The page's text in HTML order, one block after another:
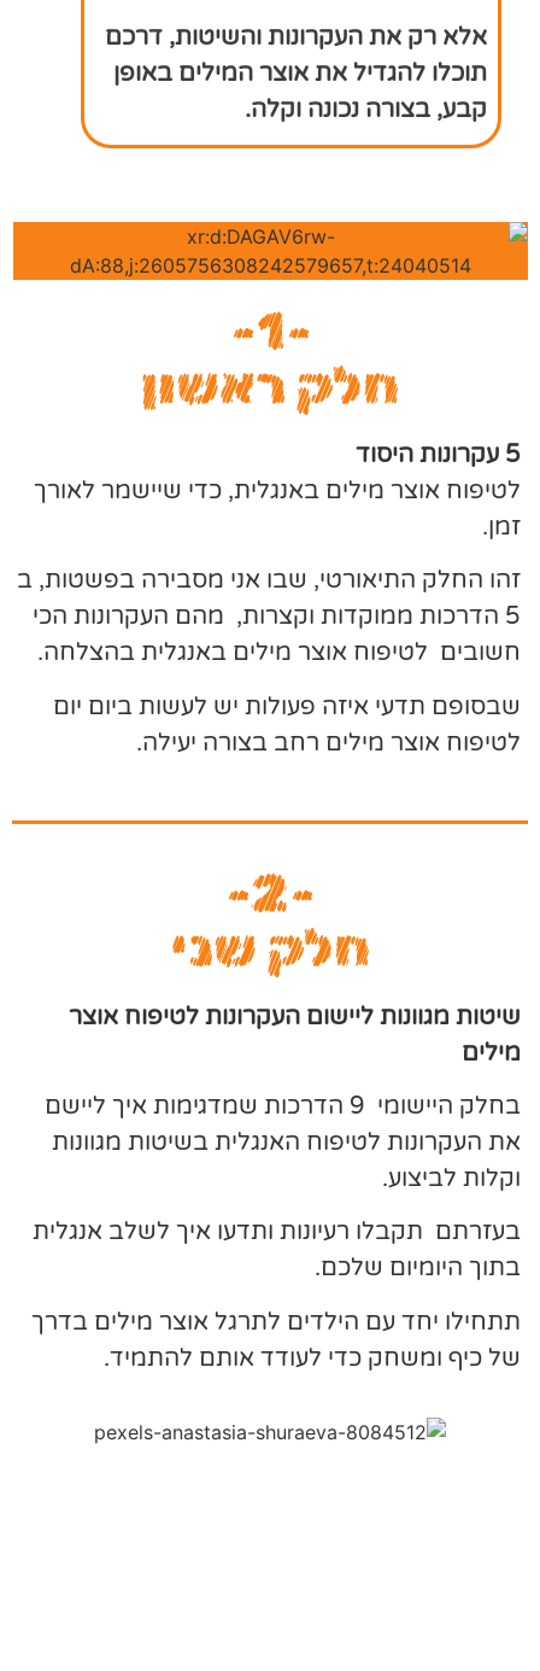
אלא רק את העקרונות והשיטות, דרכם
תוכלו להגדיל את אוצר המילים באופן
קבע, בצורה נכונה וקלה.
-1-
חלק ראשון
5 עקרונות היסוד
לטיפוח אוצר מילים באנגלית, כדי שיישמר לאורך
זמן.
זהו החלק התיאורטי, שבו אני מסבירה בפשטות, ב
5 הדרכות ממוקדות וקצרות, מהם העקרונות הכי
חשובים לטיפוח אוצר מילים באנגלית בהצלחה.
שבסופם תדעי איזה פעולות יש לעשות ביום יום
לטיפוח אוצר מילים רחב בצורה יעילה.
-2-
חלק שני
שיטות מגוונות ליישום העקרונות לטיפוח אוצר
מילים
בחלק היישומי 9 הדרכות שמדגימות איך ליישם
את העקרונות לטיפוח האנגלית בשיטות מגוונות
וקלות לביצוע.
בעזרתם תקבלו רעיונות ותדעו איך לשלב אנגלית
בתוך היומיום שלכם.
תתחילו יחד עם הילדים לתרגל אוצר מילים בדרך
של כיף ומשחק כדי לעודד אותם להתמיד.